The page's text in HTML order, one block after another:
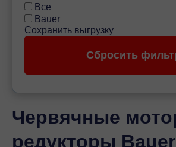
Все
Bauer
Червячные
редукторы Bauer